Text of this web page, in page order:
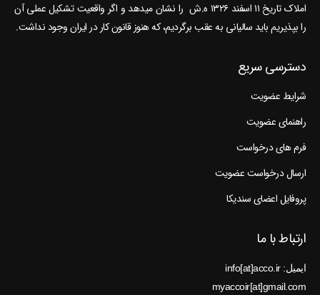
املاک تاریخ ۱۱ اسفند ۱۳۲۶ ه.ش را نشان می‎دهد و اگر واقعیت تشکیل عملی آن
را بپذیریم باید سالیانی به عقب برگردیم، که هنوز قانون کار در ایران وجود نداشت.
دسترسی سریع
شرایط عضویت
راهنمای عضویت
فرم های درخواست
ارسال درخواست عضویت
پروفایل اعضای سندیکا
ارتباط با ما
ایمیل: info[at]acco.ir
myaccoir[at]gmail.com